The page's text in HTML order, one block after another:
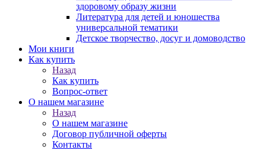
здоровому образу жизни
Литература для детей и юношества
универсальной тематики
Детское творчество, досуг и домоводство
Мои книги
Как купить
Назад
Как купить
Вопрос-ответ
О нашем магазине
Назад
О нашем магазине
Договор публичной оферты
Контакты